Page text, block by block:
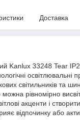
Доставка
Kanlux 33248 Tear
світильників та
рівномірно
акценти і
відпочинку або